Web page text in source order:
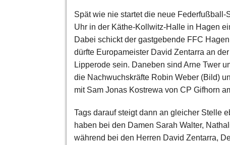
Spät wie nie startet die neue Federfußball-
Uhr in der Käthe-Kollwitz-Halle in Hagen
Dabei schickt der gastgebende FFC
dürfte Europameister David Zentarra an
Lipperode sein. Daneben sind Arne Twer
die Nachwuchskräfte Robin Weber (Bild)
mit Sam Jonas Kostrewa von CP Gifhorn
Tags darauf steigt dann an gleicher Stelle
haben bei den Damen Sarah Walter,
während bei den Herren David Zentarra,